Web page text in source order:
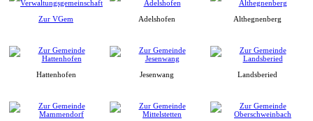
Zur VGem Adelshofen Althegnenberg
Hattenhofen Jesenwang Landsberied